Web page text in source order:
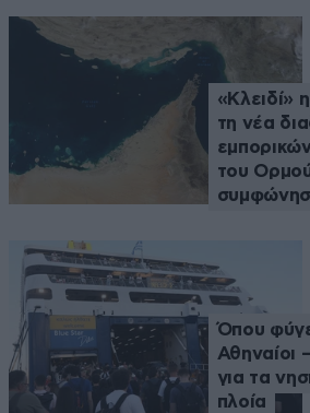
«Κλειδί»
τη νέα
του
Όπου
Αθηναίοι
για τα
πλοία